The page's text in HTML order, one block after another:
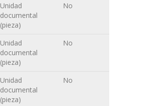
Unidad
documental
(pieza)
No
Unidad
documental
(pieza)
No
Unidad
documental
(pieza)
No